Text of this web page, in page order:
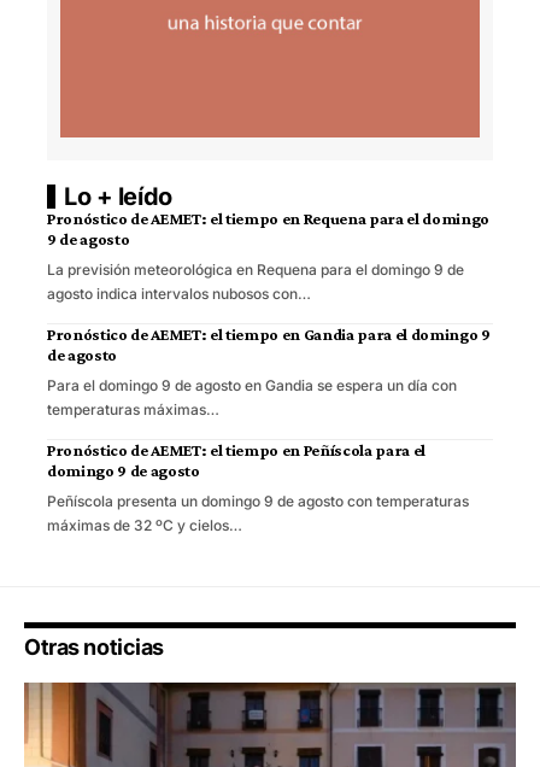
Lo + leído
Pronóstico de AEMET: el tiempo en Requena para el domingo
9 de agosto
La previsión meteorológica en Requena para el domingo 9 de
agosto indica intervalos nubosos con…
Pronóstico de AEMET: el tiempo en Gandia para el domingo 9
de agosto
Para el domingo 9 de agosto en Gandia se espera un día con
temperaturas máximas…
Pronóstico de AEMET: el tiempo en Peñíscola para el
domingo 9 de agosto
Peñíscola presenta un domingo 9 de agosto con temperaturas
máximas de 32 ºC y cielos…
Otras noticias